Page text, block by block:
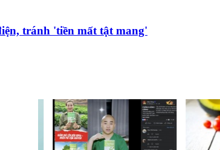
tránh 'tiền mất tật mang'